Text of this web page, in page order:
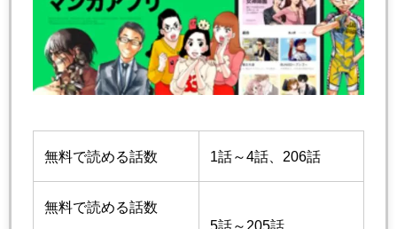
無料で読める話数 1話～4話、206話
無料で読める話数
5話～205話